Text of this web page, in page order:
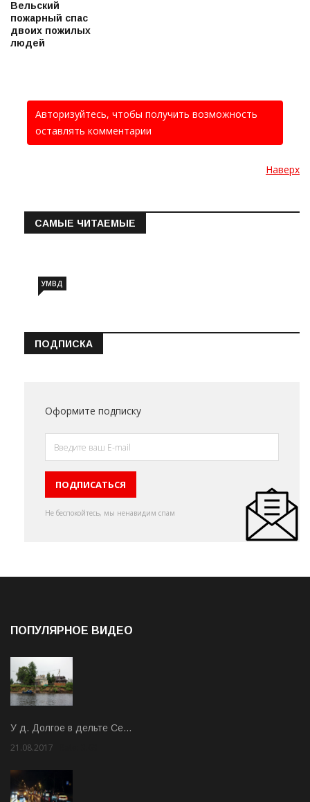
Вельский
пожарный спас
двоих пожилых
людей
Авторизуйтесь, чтобы получить возможность
оставлять комментарии
Наверх
САМЫЕ ЧИТАЕМЫЕ
УМВД
ПОДПИСКА
Оформите подписку
Не беспокойтесь, мы ненавидим спам
ПОПУЛЯРНОЕ ВИДЕО
У д. Долгое в дельте Се…
21.08.2017